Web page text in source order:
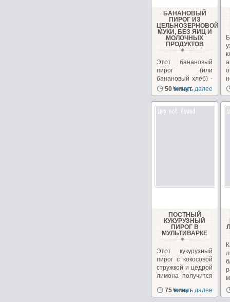
БАНАНОВЫЙ
ПИРОГ ИЗ
ЦЕЛЬНОЗЕРНОВОЙ
МУКИ, БЕЗ ЯИЦ И
МОЛОЧНЫХ
ПРОДУКТОВ
Этот банановый
пирог (или
банановый хлеб) -
довольно
популярный
десерт в Индии....
50 минут
Читать далее
ПОСТНЫЙ
КУКУРУЗНЫЙ
ПИРОГ В
МУЛЬТИВАРКЕ
Этот кукурузный
пирог с кокосовой
стружкой и цедрой
лимона получится
75 минут
Читать далее